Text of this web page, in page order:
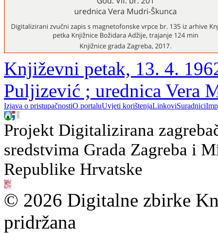
Književni petak, 13. 4.
Puljizević ; urednica Vera
Izjava o pristupačnostiO portaluUvjeti korištenjaLinkoviSuradnici
Projekt Digitalizirana
sredstvima Grada Zagreba i
Republike Hrvatske
© 2026 Digitalne zbirke
pridržana